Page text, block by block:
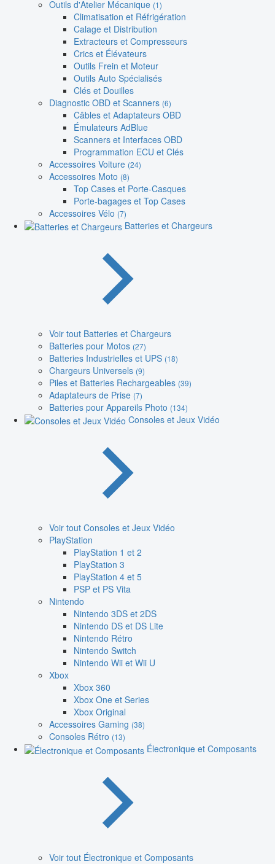
Outils d'Atelier Mécanique (1)
Climatisation et Réfrigération
Calage et Distribution
Extracteurs et Compresseurs
Crics et Élévateurs
Outils Frein et Moteur
Outils Auto Spécialisés
Clés et Douilles
Diagnostic OBD et Scanners (6)
Câbles et Adaptateurs OBD
Émulateurs AdBlue
Scanners et Interfaces OBD
Programmation ECU et Clés
Accessoires Voiture (24)
Accessoires Moto (8)
Top Cases et Porte-Casques
Porte-bagages et Top Cases
Accessoires Vélo (7)
Batteries et Chargeurs
Voir tout Batteries et Chargeurs
Batteries pour Motos (27)
Batteries Industrielles et UPS (18)
Chargeurs Universels (9)
Piles et Batteries Rechargeables (39)
Adaptateurs de Prise (7)
Batteries pour Appareils Photo (134)
Consoles et Jeux Vidéo
Voir tout Consoles et Jeux Vidéo
PlayStation
PlayStation 1 et 2
PlayStation 3
PlayStation 4 et 5
PSP et PS Vita
Nintendo
Nintendo 3DS et 2DS
Nintendo DS et DS Lite
Nintendo Rétro
Nintendo Switch
Nintendo Wii et Wii U
Xbox
Xbox 360
Xbox One et Series
Xbox Original
Accessoires Gaming (38)
Consoles Rétro (13)
Électronique et Composants
Voir tout Électronique et Composants